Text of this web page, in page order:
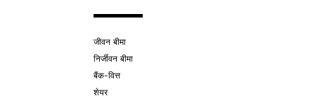
जीवन बीमा
निर्जीवन बीमा
बैंक-वित्त
शेयर